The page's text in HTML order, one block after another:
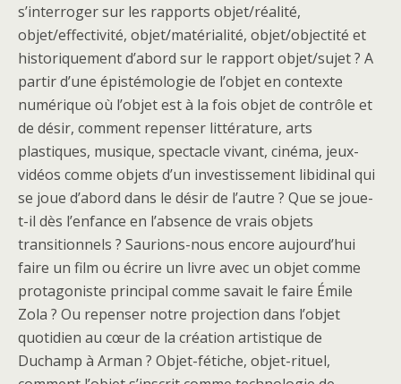
s’interroger sur les rapports objet/réalité,
objet/effectivité, objet/matérialité, objet/objectité et
historiquement d’abord sur le rapport objet/sujet ? A
partir d’une épistémologie de l’objet en contexte
numérique où l’objet est à la fois objet de contrôle et
de désir, comment repenser littérature, arts
plastiques, musique, spectacle vivant, cinéma, jeux-
vidéos comme objets d’un investissement libidinal qui
se joue d’abord dans le désir de l’autre ? Que se joue-
t-il dès l’enfance en l’absence de vrais objets
transitionnels ? Saurions-nous encore aujourd’hui
faire un film ou écrire un livre avec un objet comme
protagoniste principal comme savait le faire Émile
Zola ? Ou repenser notre projection dans l’objet
quotidien au cœur de la création artistique de
Duchamp à Arman ? Objet-fétiche, objet-rituel,